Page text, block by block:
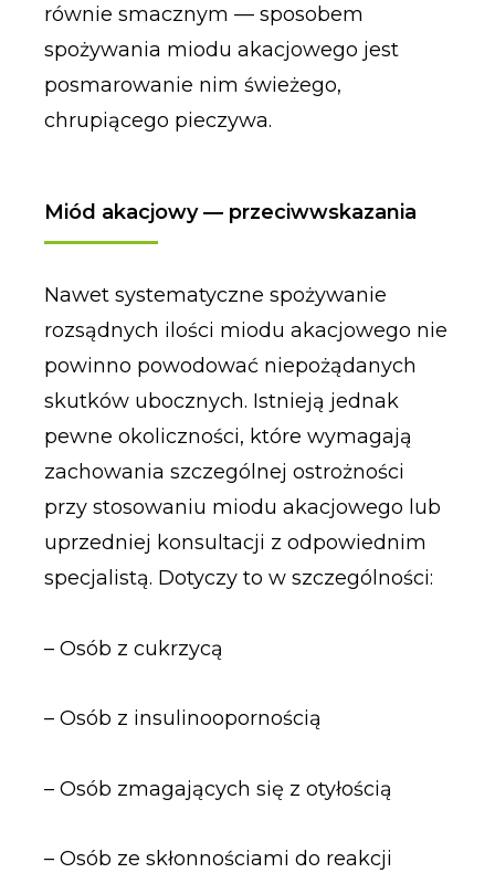
równie smacznym — sposobem
spożywania miodu akacjowego jest
posmarowanie nim świeżego,
chrupiącego pieczywa.
Miód akacjowy — przeciwwskazania
Nawet systematyczne spożywanie
rozsądnych ilości miodu akacjowego nie
powinno powodować niepożądanych
skutków ubocznych. Istnieją jednak
pewne okoliczności, które wymagają
zachowania szczególnej ostrożności
przy stosowaniu miodu akacjowego lub
uprzedniej konsultacji z odpowiednim
specjalistą. Dotyczy to w szczególności:
– Osób z cukrzycą
– Osób z insulinoopornością
– Osób zmagających się z otyłością
– Osób ze skłonnościami do reakcji